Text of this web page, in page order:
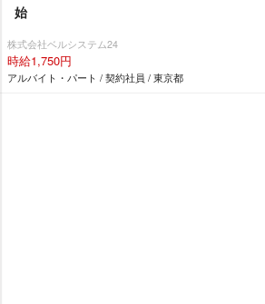
始
株式会社ベルシステム24
時給1,750円
アルバイト・パート / 契約社員 / 東京都